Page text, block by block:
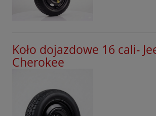
Ford
GAC
Geely
Hyundai
Koło dojazdowe 16 cali-
Cherokee